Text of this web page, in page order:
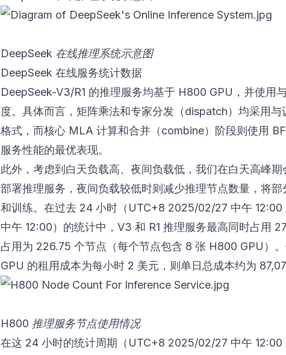
DeepSeek 在线推理系统示意图
DeepSeek 在线服务统计数据
DeepSeek-V3/R1 的推理服务均基于 H800 GPU，并使用
度。具体而言，矩阵乘法和专家分发（dispatch）均采用与
格式，而核心 MLA 计算和合并（combine）阶段则使用
服务性能的最优表现。
此外，考虑到白天负载高、夜间负载低，我们在白天高峰期
部署推理服务，夜间负载较低时则减少推理节点数量，将部
和训练。在过去 24 小时（UTC+8 2025/02/27 中午
中午 12:00）的统计中，V3 和 R1 推理服务最高同时占用
占用为 226.75 个节点（每个节点包含 8 张 H800 GPU）
GPU 的租用成本为每小时 2 美元，则单日总成本约为
H800 推理服务节点使用情况
在这 24 小时的统计周期（UTC+8 2025/02/27 中午